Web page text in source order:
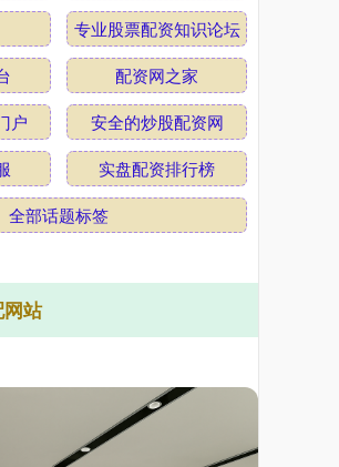
专业股票配资知识论坛
配资网之家
户
安全的炒股配资网
实盘配资排行榜
全部话题标签
站